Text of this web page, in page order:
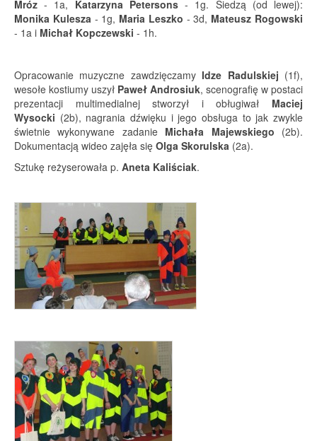
Mróz - 1a, Katarzyna Petersons- 1g. Siedzą (od lewej):
Monika Kulesza - 1g, Maria Leszko - 3d, Mateusz Rogowski
- 1a i Michał Kopczewski - 1h.
Opracowanie muzyczne zawdzięczamy Idze Radulskiej (1f),
wesołe kostiumy uszył Paweł Androsiuk, scenografię w postaci
prezentacji multimedialnej stworzył i obługiwał Maciej
Wysocki (2b), nagrania dźwięku i jego obsługa to jak zwykle
świetnie wykonywane zadanie Michała Majewskiego (2b).
Dokumentacją wideo zajęła się Olga Skorulska (2a).
Sztukę reżyserowała p. Aneta Kaliściak.